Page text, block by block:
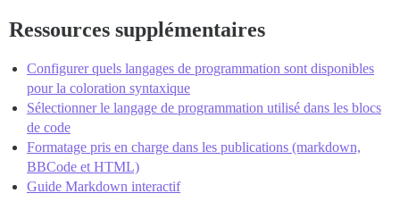
Ressources supplémentaires
Configurer quels langages de programmation sont disponibles
pour la coloration syntaxique
Sélectionner le langage de programmation utilisé dans les blocs
de code
Formatage pris en charge dans les publications (markdown,
BBCode et HTML)
Guide Markdown interactif